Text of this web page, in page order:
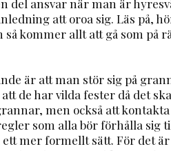
del ansvar när man är
att oroa sig. Läs på,
kommer allt att gå som på
är att man stör sig på
de har vilda fester då det
men också att
som alla bör förhålla sig
ett mer formellt sätt. För det